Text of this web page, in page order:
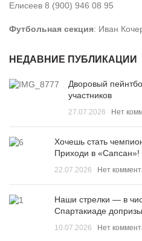
Елисеев 8 (900) 946 08 95
Футбольная секция: Иван
НЕДАВНИЕ ПУБЛИКАЦИИ
Дворовый
участников
27.07.2026 Нет
Хочешь стать
Приходи в «Сапсан»!
22.07.2026 Нет
Наши стрелки — в
Спартакиаде
10.07.2026 Нет